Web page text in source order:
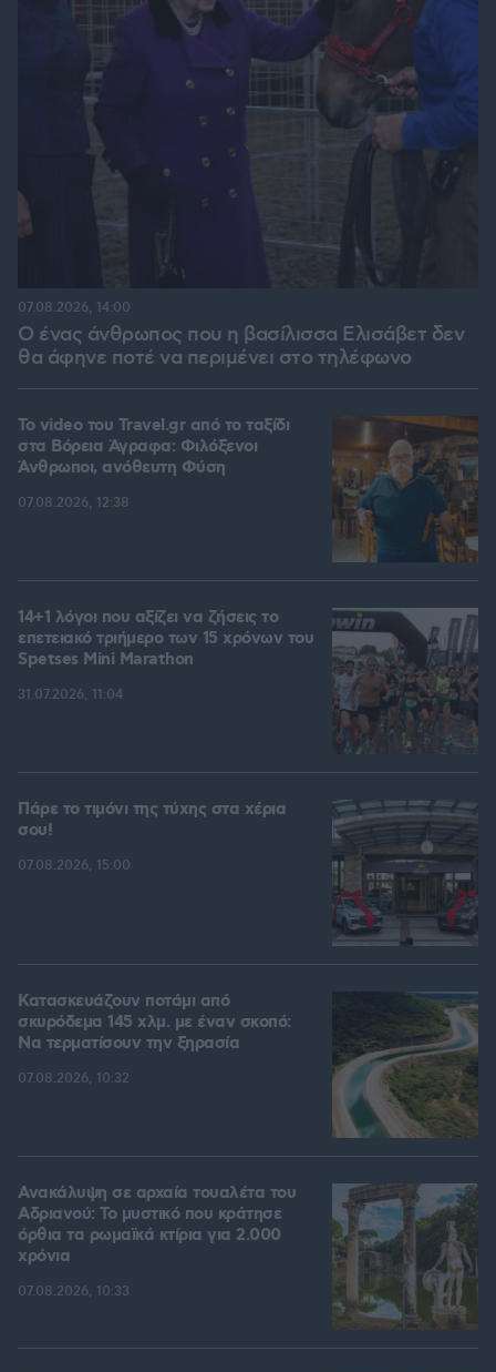
Ο ένας άνθρωπος που η βασίλισσα Ελισάβετ δεν
θα άφηνε ποτέ να περιμένει στο τηλέφωνο
07.08.2026, 14:00
To video του Travel.gr από το ταξίδι
στα Βόρεια Άγραφα: Φιλόξενοι
Άνθρωποι, ανόθευτη Φύση
07.08.2026, 12:38
14+1 λόγοι που αξίζει να ζήσεις το
επετειακό τριήμερο των 15 χρόνων του
Spetses Mini Marathon
31.07.2026, 11:04
Πάρε το τιμόνι της τύχης στα χέρια
σου!
07.08.2026, 15:00
Κατασκευάζουν ποτάμι από
σκυρόδεμα 145 χλμ. με έναν σκοπό:
Να τερματίσουν την ξηρασία
07.08.2026, 10:32
Ανακάλυψη σε αρχαία τουαλέτα του
Αδριανού: Το μυστικό που κράτησε
όρθια τα ρωμαϊκά κτίρια για 2.000
χρόνια
07.08.2026, 10:33